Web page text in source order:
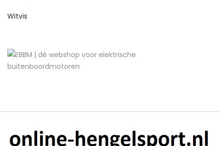
Witvis